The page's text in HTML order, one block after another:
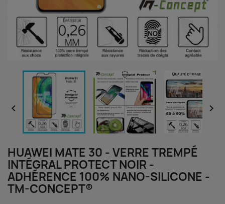
 
HUAWEI MATE 30 - VERRE TREMPÉ
INTÉGRAL PROTECT NOIR -
ADHÉRENCE 100% NANO-SILICONE -
TM-CONCEPT®